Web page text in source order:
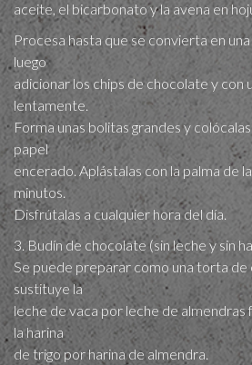
aceite, el bicarbonato y la avena en
Procesa hasta que se convierta en
luego
adicionar los chips de chocolate y con
lentamente.
Forma unas bolitas grandes y
papel
encerado. Aplástalas con la palma de
minutos.
Disfrútalas a cualquier hora del día.
3. Budín de chocolate (sin leche y sin
Se puede preparar como una torta de
sustituye la
leche de vaca por leche de
la harina
de trigo por harina de almendra.